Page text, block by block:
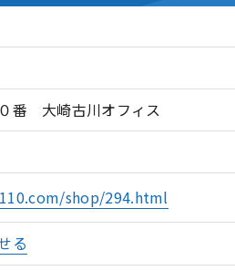
番 大崎古川オフィス
shop/294.html
る